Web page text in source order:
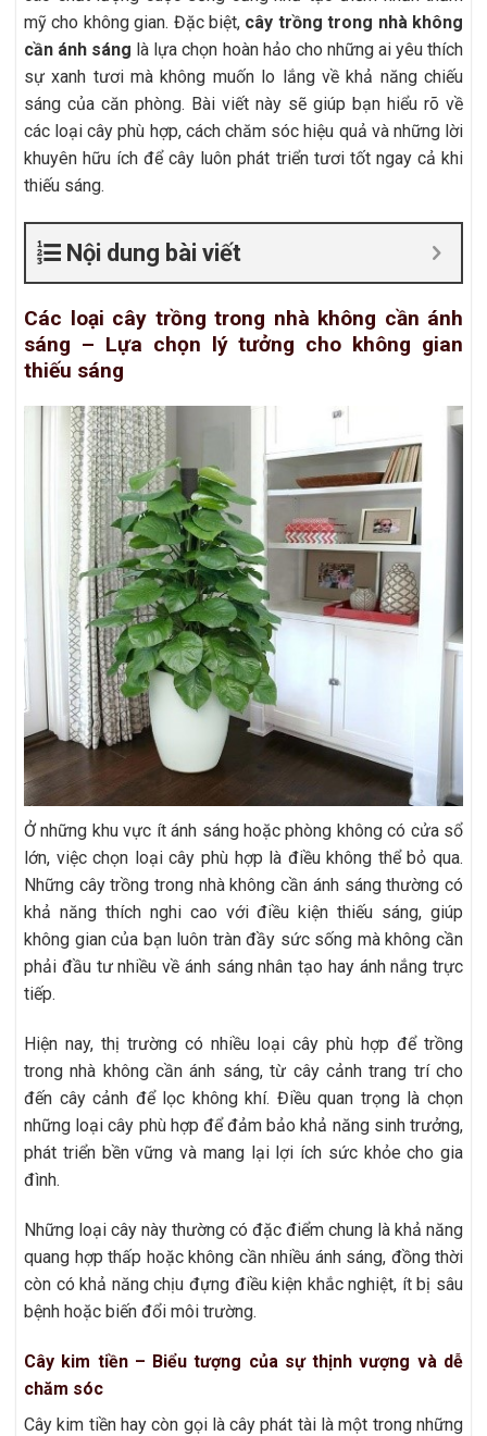
mỹ cho không gian. Đặc biệt, cây trồng trong nhà không
cần ánh sáng là lựa chọn hoàn hảo cho những ai yêu thích
sự xanh tươi mà không muốn lo lắng về khả năng chiếu
sáng của căn phòng. Bài viết này sẽ giúp bạn hiểu rõ về
các loại cây phù hợp, cách chăm sóc hiệu quả và những lời
khuyên hữu ích để cây luôn phát triển tươi tốt ngay cả khi
thiếu sáng.
Nội dung bài viết
Các loại cây trồng trong nhà không cần ánh
sáng – Lựa chọn lý tưởng cho không gian
thiếu sáng
Ở những khu vực ít ánh sáng hoặc phòng không có cửa sổ
lớn, việc chọn loại cây phù hợp là điều không thể bỏ qua.
Những cây trồng trong nhà không cần ánh sáng thường có
khả năng thích nghi cao với điều kiện thiếu sáng, giúp
không gian của bạn luôn tràn đầy sức sống mà không cần
phải đầu tư nhiều về ánh sáng nhân tạo hay ánh nắng trực
tiếp.
Hiện nay, thị trường có nhiều loại cây phù hợp để trồng
trong nhà không cần ánh sáng, từ cây cảnh trang trí cho
đến cây cảnh để lọc không khí. Điều quan trọng là chọn
những loại cây phù hợp để đảm bảo khả năng sinh trưởng,
phát triển bền vững và mang lại lợi ích sức khỏe cho gia
đình.
Những loại cây này thường có đặc điểm chung là khả năng
quang hợp thấp hoặc không cần nhiều ánh sáng, đồng thời
còn có khả năng chịu đựng điều kiện khắc nghiệt, ít bị sâu
bệnh hoặc biến đổi môi trường.
Cây kim tiền – Biểu tượng của sự thịnh vượng và dễ
chăm sóc
Cây kim tiền hay còn gọi là cây phát tài là một trong những